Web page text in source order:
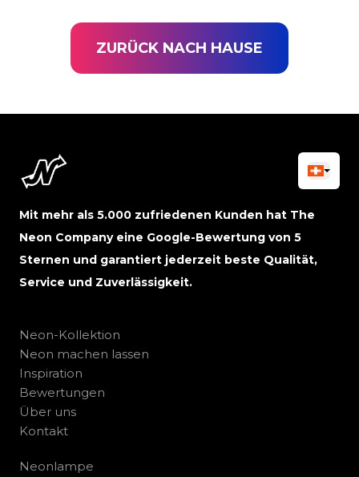
ZURÜCK NACH HAUSE
Mit mehr als 5.000 zufriedenen Kunden hat The
Neon Company eine Google-Bewertung von 5
Sternen und garantiert jederzeit beste Qualität,
Service und Zuverlässigkeit.
Neon-Kollektion
Neon machen lassen
Inspiration
Bewertungen
Über uns
Kontakt
Neonlampe